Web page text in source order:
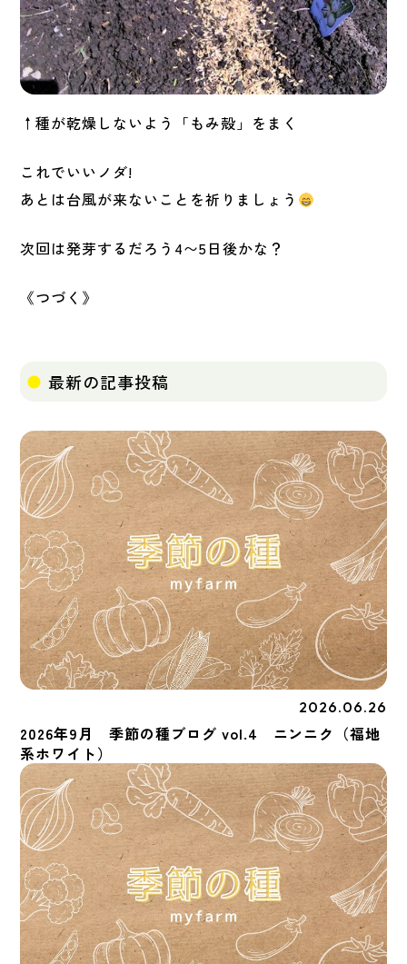
↑種が乾燥しないよう「もみ殻」をまく
これでいいノダ!
あとは台風が来ないことを祈りましょう
次回は発芽するだろう4〜5日後かな？
《つづく》
最新の記事投稿
2026.06.26
2026年9月 季節の種ブログ vol.4 ニンニク（福地
系ホワイト）